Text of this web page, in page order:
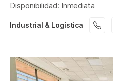
Disponibilidad: Inmediata
Industrial & Logística